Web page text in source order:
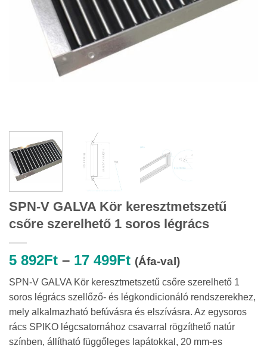
SPN-V GALVA Kör keresztmetszetű
csőre szerelhető 1 soros légrács
5 892Ft – 17 499FtÁrtartomány:
892Ft
-
17
499Ft
(Áfa-val)
SPN-V GALVA Kör keresztmetszetű csőre szerelhető 1
soros légrács szellőző- és légkondicionáló rendszerekhez,
mely alkalmazható befúvásra és elszívásra. Az egysoros
rács SPIKO légcsatornához csavarral rögzíthető natúr
színben, állítható függőleges lapátokkal, 20 mm-es